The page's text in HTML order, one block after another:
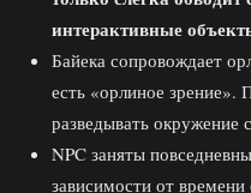
интерактивные
Байека сопровождает
есть «орлиное зрение».
разведывать окружение
NPC заняты
зависимости от времени